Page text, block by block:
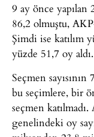
9 ay önce yapılan
86,2 olmuştu,
Şimdi ise katılım
yüzde 51,7 oy aldı.
Seçmen
bu seçimlere, bir
seçmen
genelindeki oy